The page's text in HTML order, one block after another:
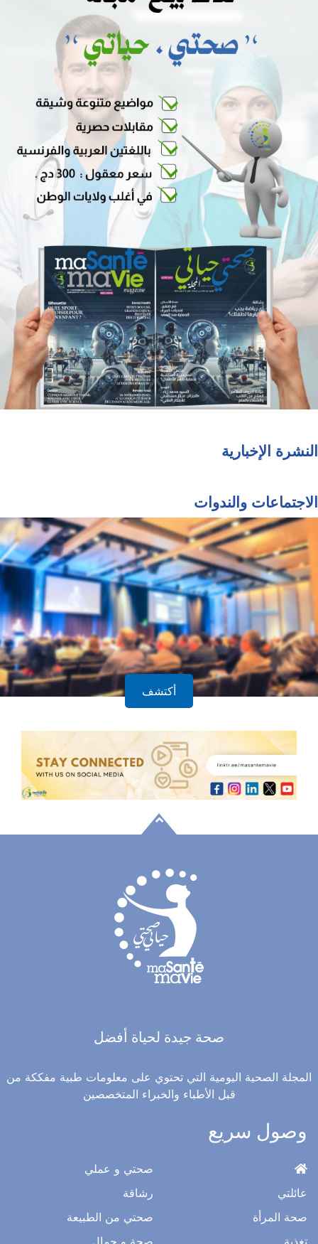
النشرة الإخبارية
الاجتماعات والندوات
أكتشف
صحة جيدة لحياة أفضل
المجلة الصحية اليومية التي تحتوي على معلومات طبية مفككة من
وصول سريع